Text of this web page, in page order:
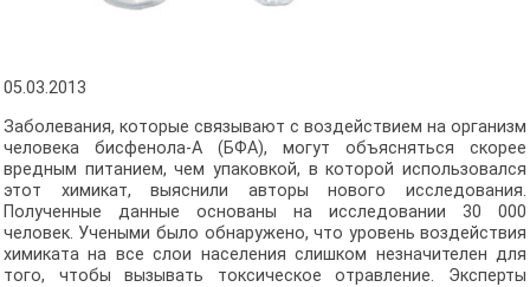
05.03.2013
Заболевания, которые связывают с воздействием на организм
человека бисфенола-А (БФА), могут объясняться скорее
вредным питанием, чем упаковкой, в которой использовался
этот химикат, выяснили авторы нового исследования.
Полученные данные основаны на исследовании 30 000
человек. Учеными было обнаружено, что уровень воздействия
химиката на все слои населения слишком незначителен для
того, чтобы вызывать токсическое отравление. Эксперты